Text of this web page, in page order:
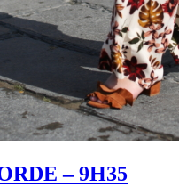
– 9H35